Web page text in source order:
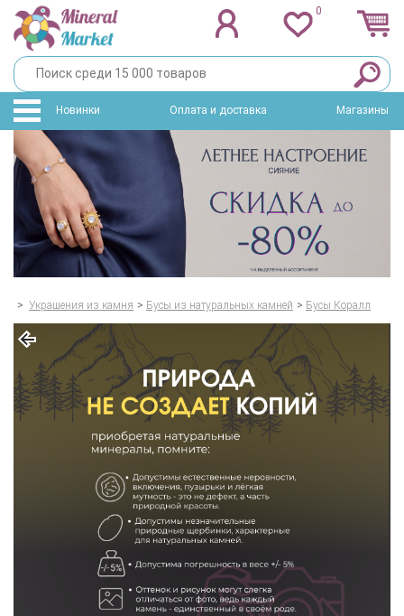
0
Новинки Оплата и доставка Магазины
> Украшения из камня > Бусы из натуральных камней > Бусы Коралл